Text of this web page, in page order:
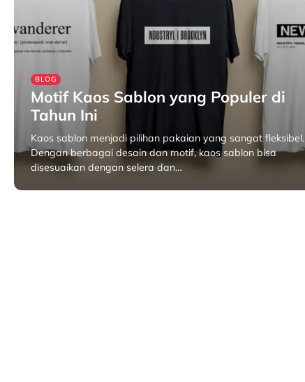
BLOG
Motif Kaos Sablon yang Populer di
Tahun Ini
Kaos sablon menjadi pilihan pakaian yang sangat fleksibel.
Dengan berbagai desain dan motif, kaos sablon bisa
disesuaikan dengan selera dan…
November 5, 2024